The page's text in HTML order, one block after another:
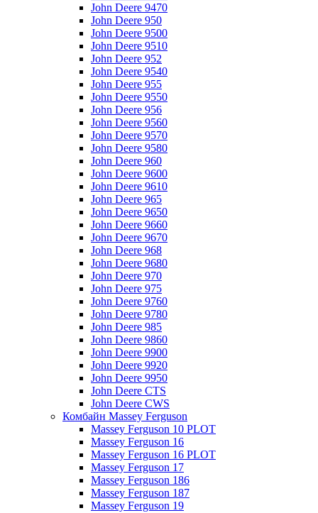
John Deere 9470
John Deere 950
John Deere 9500
John Deere 9510
John Deere 952
John Deere 9540
John Deere 955
John Deere 9550
John Deere 956
John Deere 9560
John Deere 9570
John Deere 9580
John Deere 960
John Deere 9600
John Deere 9610
John Deere 965
John Deere 9650
John Deere 9660
John Deere 9670
John Deere 968
John Deere 9680
John Deere 970
John Deere 975
John Deere 9760
John Deere 9780
John Deere 985
John Deere 9860
John Deere 9900
John Deere 9920
John Deere 9950
John Deere CTS
John Deere CWS
Комбайн Massey Ferguson
Massey Ferguson 10 PLOT
Massey Ferguson 16
Massey Ferguson 16 PLOT
Massey Ferguson 17
Massey Ferguson 186
Massey Ferguson 187
Massey Ferguson 19